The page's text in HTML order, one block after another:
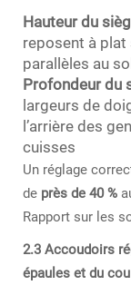
Hauteur du
reposent à
parallèles au
Profondeur du
largeurs de
l’arrière des
cuisses
Un réglage
de près de 40 %
Rapport sur les
2.3 Accoudoirs
épaules et du cou